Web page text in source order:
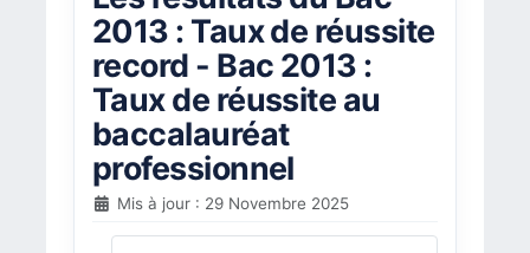
2013 : Taux de réussite
record - Bac 2013 :
Taux de réussite au
baccalauréat
professionnel
Mis à jour : 29 Novembre 2025